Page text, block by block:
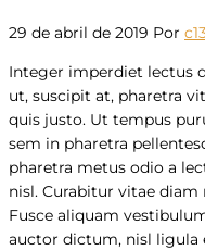
29 de abril de 2019 Por
Integer imperdiet lectus
ut, suscipit at, pharetra
quis justo. Ut tempus
sem in pharetra
pharetra metus odio a
nisl. Curabitur vitae
Fusce aliquam
auctor dictum, nisl ligula